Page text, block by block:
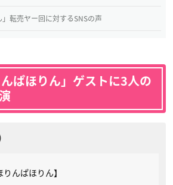
転売ヤー回に対するSNSの声
ぱほりん」ゲストに3人の
んぱほりん】